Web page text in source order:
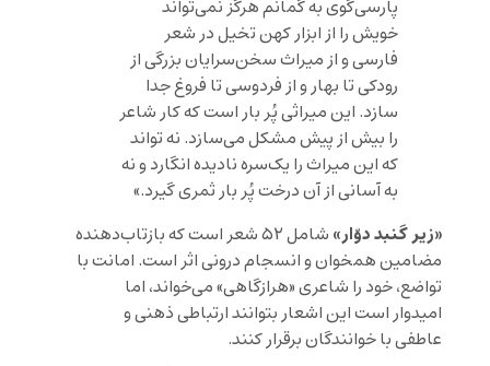
پارسی‌گوی به گمانم هرگز نمی‌تواند
خویش را از ابزار کهن تخیل در شعر
فارسی و از میراث سخن‌سرایان بزرگی از
رودکی تا بهار و از فردوسی تا فروغ جدا
سازد. این میراثی پُر بار است که کار شاعر
را بیش از پیش مشکل می‌سازد. نه تواند
که این میراث را یک‌سره نادیده انگارد و نه
به آسانی از آن درخت پُر بار ثمری گیرد.»
«زیر گنبد دوّار»
شامل ۵۲ شعر است که بازتاب‌دهنده
مضامین همخوان و انسجام درونی اثر است. امانت با
تواضع، خود را شاعری «هرازگاهی» می‌خواند، اما
امیدوار است این اشعار بتوانند ارتباطی ذهنی و
عاطفی با خوانندگان برقرار کنند.